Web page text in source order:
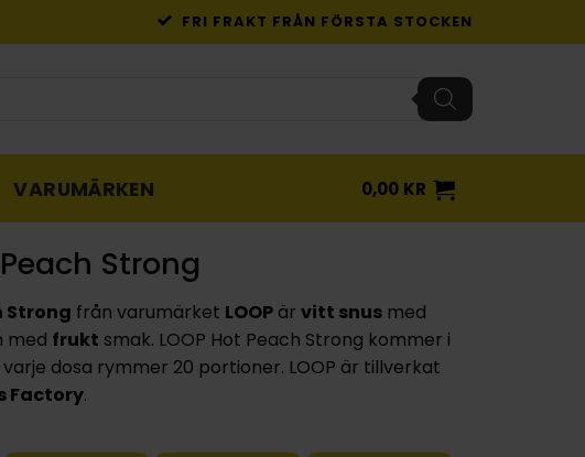
FRI FRAKT FRÅN FÖRSTA STOCKEN
VARUMÄRKEN 0,00 KR
Strong
Strong från varumärket LOOP är vitt snus med
med frukt smak. LOOP Hot Peach Strong kommer i
dosa rymmer 20 portioner. LOOP är tillverkat
Factory.